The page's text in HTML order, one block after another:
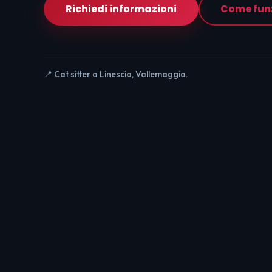
Richiedi informazioni Come
📍 Cat sitter a Linescio, Vallemaggia.